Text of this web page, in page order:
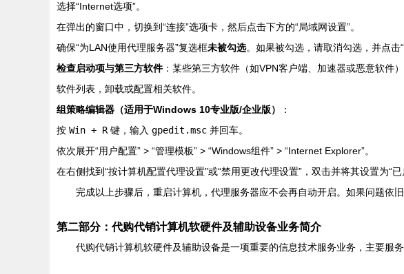
选择“Internet选项”。
在弹出的窗口中，切换到“连接”选项卡，然后点击下方的“局域网设置”。
确保“为LAN使用代理服务器”复选框未被勾选。如果被勾选，请取消勾选，并点击“
检查启动项与第三方软件：某些第三方软件（如VPN客户端、加速器或恶意软件
软件列表，卸载或配置相关软件。
组策略编辑器（适用于Windows 10专业版/企业版）
：
按 Win + R 键，输入 gpedit.msc 并回车。
依次展开“用户配置” > “管理模板” > “Windows组件” > “Internet Explorer”。
在右侧找到“按计算机配置代理设置”或“禁用更改代理设置”，双击并将其设置为“已
完成以上步骤后，重启计算机，代理服务器应不会再自动开启。如果问题依
第二部分：代购代销计算机软硬件及辅助设备业务简介
代购代销计算机软硬件及辅助设备是一项重要的信息技术服务业务，主要服